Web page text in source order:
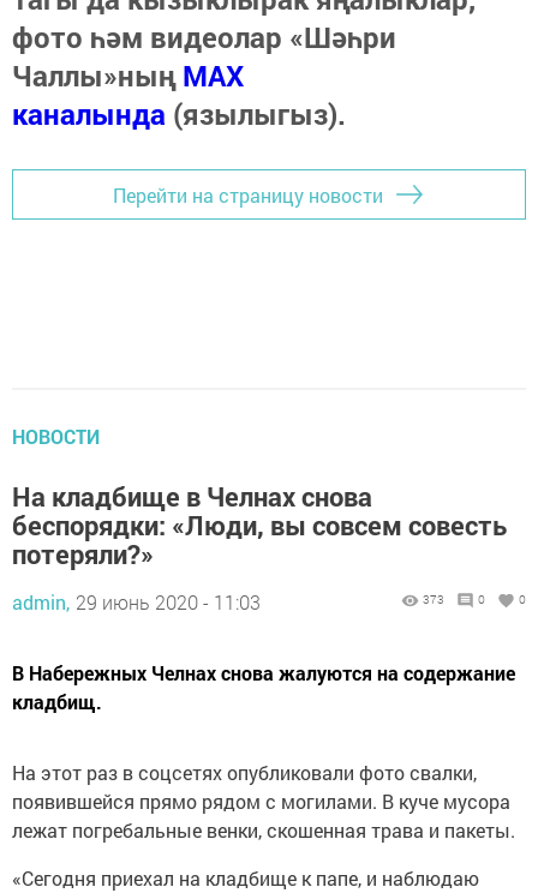
фото һәм видеолар «Шәһри
Чаллы»ныңMAX
каналында (язылыгыз).
Перейти на страницу новости
НОВОСТИ
На кладбище в Челнах снова
беспорядки: «Люди, вы совсем совесть
потеряли?»
admin, 29 июнь 2020 - 11:03 373 0 0
В Набережных Челнах снова жалуются на содержание
кладбищ.
На этот раз в соцсетях опубликовали фото свалки,
появившейся прямо рядом с могилами. В куче мусора
лежат погребальные венки, скошенная трава и пакеты.
«Сегодня приехал на кладбище к папе, и наблюдаю